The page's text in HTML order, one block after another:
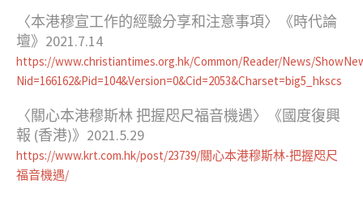
〈本港穆宣工作的經驗分享和注意事項〉《時代論
壇》2021.7.14
https://www.christiantimes.org.hk/Common/Reader/News/
Nid=166162&Pid=104&Version=0&Cid=2053&Charset=big5_hkscs
〈關心本港穆斯林 把握咫尺福音機遇〉《國度復興
報 (香港)》2021.5.29
https://www.krt.com.hk/post/23739/關心本港穆斯林-把握咫尺
福音機遇/